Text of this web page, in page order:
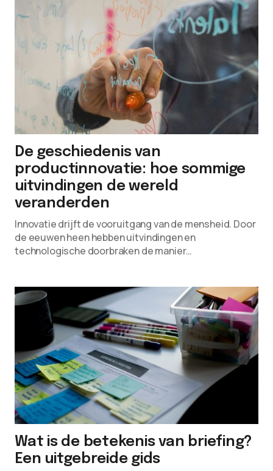
De geschiedenis van
productinnovatie: hoe sommige
uitvindingen de wereld
veranderden
Innovatie drijft de vooruitgang van de mensheid. Door
de eeuwen heen hebben uitvindingen en
technologische doorbraken de manier…
Wat is de betekenis van briefing?
Een uitgebreide gids